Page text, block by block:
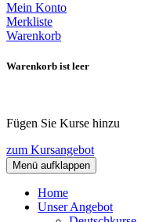
Mein Konto
Merkliste
Warenkorb
Warenkorb ist leer
Fügen Sie Kurse hinzu
zum Kursangebot
Menü aufklappen
Home
Unser Angebot